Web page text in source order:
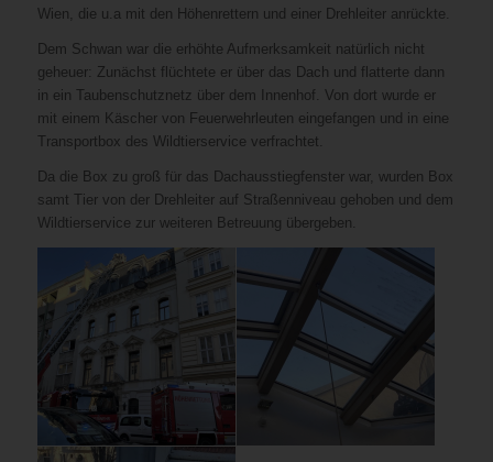
Wien, die u.a mit den Höhenrettern und einer Drehleiter anrückte.
Dem Schwan war die erhöhte Aufmerksamkeit natürlich nicht
geheuer: Zunächst flüchtete er über das Dach und flatterte dann
in ein Taubenschutznetz über dem Innenhof. Von dort wurde er
mit einem Käscher von Feuerwehrleuten eingefangen und in eine
Transportbox des Wildtierservice verfrachtet.
Da die Box zu groß für das Dachausstiegfenster war, wurden Box
samt Tier von der Drehleiter auf Straßenniveau gehoben und dem
Wildtierservice zur weiteren Betreuung übergeben.